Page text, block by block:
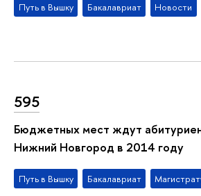
Путь в Вышку Бакалавриат Новости
595
Бюджетных мест ждут
Нижний Новгород в 2014 году
Путь в Вышку Бакалавриат